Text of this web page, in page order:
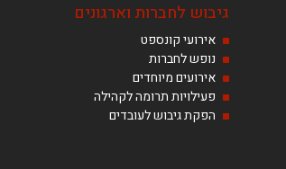
גיבוש לחברות וארגונים
אירועי קונספט
נופש לחברות
אירועים מיוחדים
פעילויות תרומה לקהילה
הפקת גיבוש לעובדים